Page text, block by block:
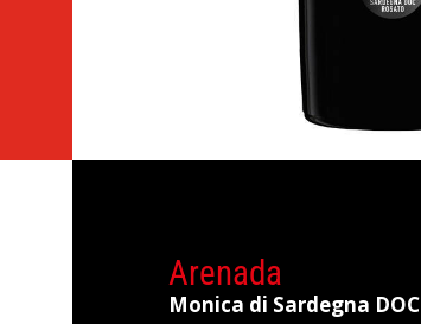
Arenada
Monica di Sardegna DOC